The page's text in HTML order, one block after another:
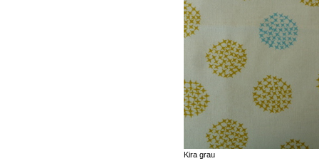
Kira grau